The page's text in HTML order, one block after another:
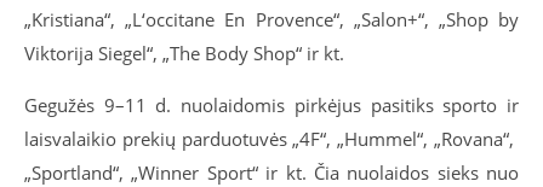
„Kristiana“, „L‘occitane En Provence“, „Salon+“, „Shop by
Viktorija Siegel“, „The Body Shop“ ir kt.
Gegužės 9–11 d. nuolaidomis pirkėjus pasitiks sporto ir
laisvalaikio prekių parduotuvės „4F“, „Hummel“, „Rovana“,
„Sportland“, „Winner Sport“ ir kt. Čia nuolaidos sieks nuo